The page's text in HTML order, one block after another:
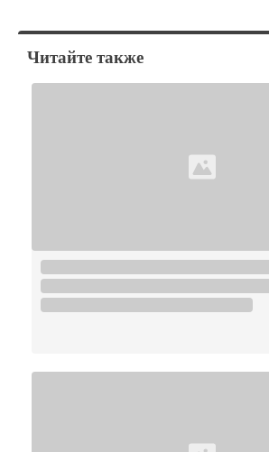
Читайте также